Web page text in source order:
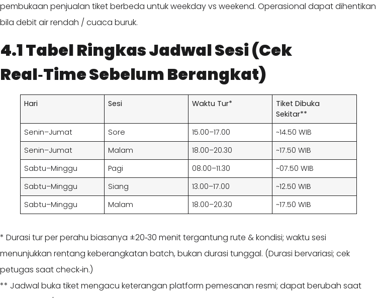
pembukaan penjualan tiket berbeda untuk weekday vs weekend. Operasional dapat dihentikan
bila debit air rendah / cuaca buruk.
4.1 Tabel Ringkas Jadwal Sesi (Cek
Real‑Time Sebelum Berangkat)
Hari Sesi Waktu Tur*
Tiket Dibuka
Sekitar**
Senin–Jumat
Sore 15.00–17.00
~14.50 WIB
Senin–Jumat
Malam 18.00–20.30
~17.50 WIB
Sabtu–Minggu
Pagi 08.00–11.30
~07.50 WIB
Sabtu–Minggu
Siang 13.00–17.00
~12.50 WIB
Sabtu–Minggu
Malam 18.00–20.30 ~17.50 WIB
* Durasi tur per perahu biasanya ±20‑30 menit tergantung rute & kondisi; waktu sesi
menunjukkan rentang keberangkatan batch, bukan durasi tunggal. (Durasi bervariasi; cek
petugas saat check‑in.)
** Jadwal buka tiket mengacu keterangan platform pemesanan resmi; dapat berubah saat